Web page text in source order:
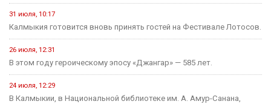
31 июля, 10:17
Калмыкия готовится вновь принять гостей на Фестивале Лотосов.
26 июля, 12:31
В этом году героическому эпосу «Джангар» — 585 лет.
24 июля, 12:29
В Калмыкии, в Национальной библиотеке им. А. Амур-Санана,